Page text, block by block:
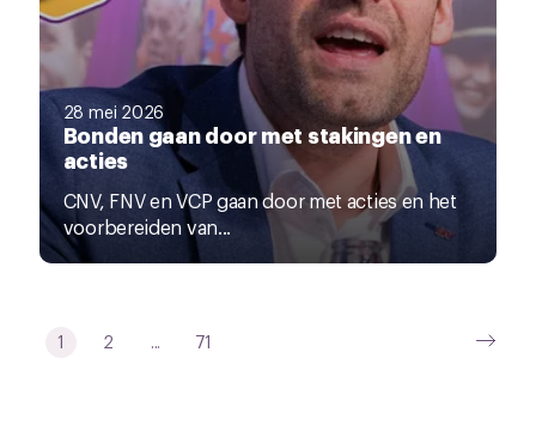
28 mei 2026
Bonden gaan door met stakingen en
acties
CNV, FNV en VCP gaan door met acties en het
voorbereiden van...
1 2 ... 71